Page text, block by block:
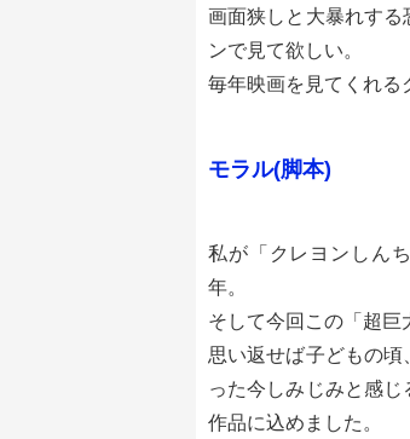
画面狭しと大暴れす
ンで見て欲しい。
毎年映画を見てくれる
モラル(脚本)
私が「クレヨンしん
年。
そして今回この「超巨
思い返せば子どもの
った今しみじみと感
作品に込めました。